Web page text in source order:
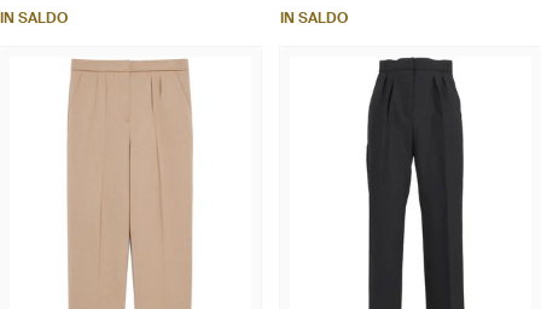
IN SALDO IN SALDO